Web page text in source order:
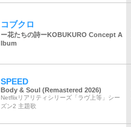
コブクロ
ー花たちの詩ーKOBUKURO Concept A
lbum
SPEED
Body & Soul (Remastered 2026)
Netflixリアリティシリーズ「ラヴ上等」シー
ズン2 主題歌